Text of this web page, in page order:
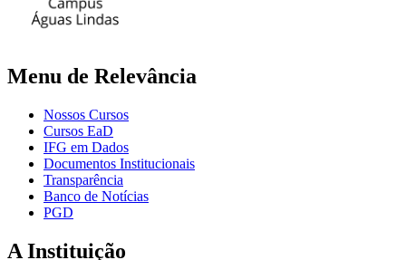
Menu de Relevância
Nossos Cursos
Cursos EaD
IFG em Dados
Documentos Institucionais
Transparência
Banco de Notícias
PGD
A Instituição